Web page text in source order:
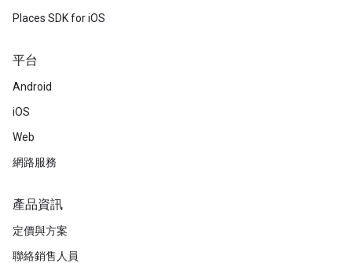
Places SDK for iOS
平台
Android
iOS
Web
網路服務
產品資訊
定價與方案
聯絡銷售人員